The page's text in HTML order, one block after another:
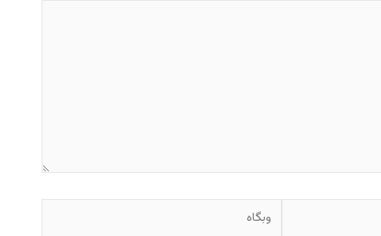
وبگاه